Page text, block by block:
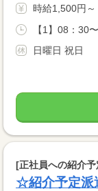
時給1,500円～
【1】08：30
日曜日 祝日
[正社員への紹介
☆紹介予定派